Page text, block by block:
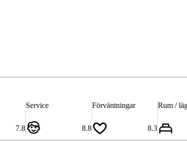
7.8
Service
8.8
Förväntningar
8.3
Rum /